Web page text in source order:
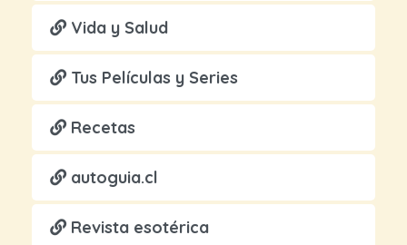
Vida y Salud
Tus Películas y Series
Recetas
autoguia.cl
Revista esotérica